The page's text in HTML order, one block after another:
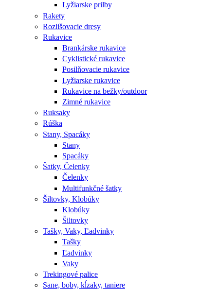
Lyžiarske prilby
Rakety
Rozlišovacie dresy
Rukavice
Brankárske rukavice
Cyklistické rukavice
Posilňovacie rukavice
Lyžiarske rukavice
Rukavice na bežky/outdoor
Zimné rukavice
Ruksaky
Rúška
Stany, Spacáky
Stany
Spacáky
Šatky, Čelenky
Čelenky
Multifunkčné šatky
Šiltovky, Klobúky
Klobúky
Šiltovky
Tašky, Vaky, Ľadvinky
Tašky
Ľadvinky
Vaky
Trekingové palice
Sane, boby, kĺzaky, taniere